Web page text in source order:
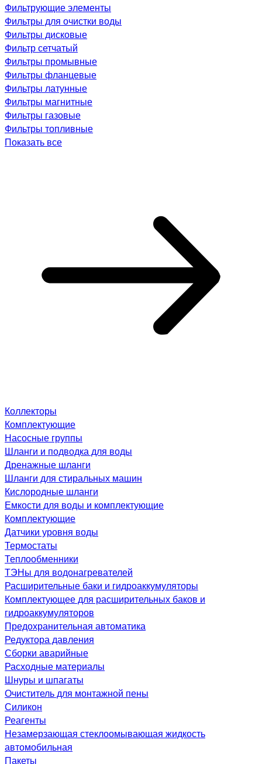
Фильтрующие элементы
Фильтры для очистки воды
Фильтры дисковые
Фильтр сетчатый
Фильтры промывные
Фильтры фланцевые
Фильтры латунные
Фильтры магнитные
Фильтры газовые
Фильтры топливные
Показать все
Коллекторы
Комплектующие
Насосные группы
Шланги и подводка для воды
Дренажные шланги
Шланги для стиральных машин
Кислородные шланги
Емкости для воды и комплектующие
Комплектующие
Датчики уровня воды
Термостаты
Теплообменники
ТЭНы для водонагревателей
Расширительные баки и гидроаккумуляторы
Комплектующее для расширительных баков и
гидроаккумуляторов
Предохранительная автоматика
Редуктора давления
Сборки аварийные
Расходные материалы
Шнуры и шпагаты
Очиститель для монтажной пены
Силикон
Реагенты
Незамерзающая стеклоомывающая жидкость
автомобильная
Пакеты